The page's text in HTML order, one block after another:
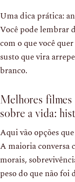
Uma dica prática:
Você pode lembrar
com o que você
susto que vira
branco.
Melhores
sobre a vida:
Aqui vão opções
A maioria conversa
morais,
peso do que não foi